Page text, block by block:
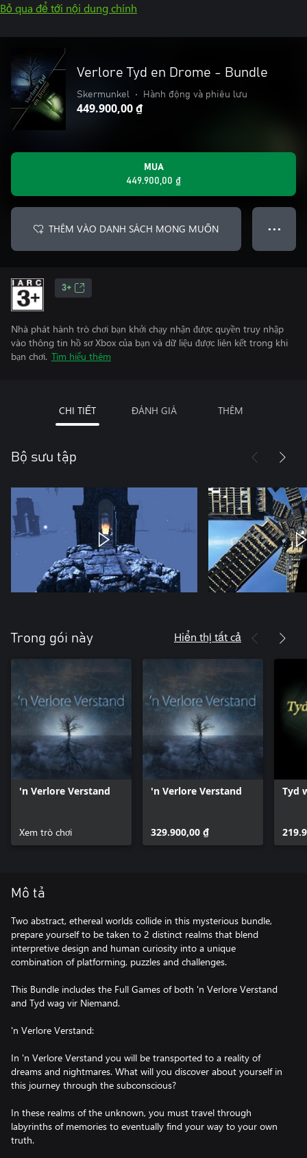
Bỏ qua để tới nội dung chính
Verlore Tyd en Drome - Bundle
Skermunkel • Hành động và phiêu lưu
449.900,00 ₫
MUA
449.900,00 ₫
THÊM VÀO DANH SÁCH MONG MUỐN ● ● ●
3+
Nhà phát hành trò chơi bạn khởi chạy nhận được quyền truy nhập
vào thông tin hồ sơ Xbox của bạn và dữ liệu được liên kết trong khi
bạn chơi. Tìm hiểu thêm
CHI TIẾT ĐÁNH GIÁ THÊM
Bộ sưu tập
Trong gói này Hiển thị tất cả
'n Verlore Verstand
Xem trò chơi
'n Verlore Verstand
329.900,00 ₫
Tyd
Mô tả
Two abstract, ethereal worlds collide in this mysterious bundle,
prepare yourself to be taken to 2 distinct realms that blend
interpretive design and human curiosity into a unique
combination of platforming, puzzles and challenges.
This Bundle includes the Full Games of both 'n Verlore Verstand
and Tyd wag vir Niemand.
'n Verlore Verstand:
In 'n Verlore Verstand you will be transported to a reality of
dreams and nightmares. What will you discover about yourself in
this journey through the subconscious?
In these realms of the unknown, you must travel through
labyrinths of memories to eventually find your way to your own
truth.